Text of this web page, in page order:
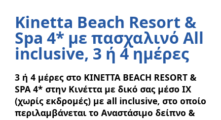
Kinetta Beach Resort &
Spa 4* με πασχαλινό All
inclusive, 3 ή 4 ημέρες
3 ή 4 μέρες στο KINETTA BEACH RESORT &
SPA 4* στην Κινέττα με δικό σας μέσο ΙΧ
(χωρίς εκδρομές) με all inclusive, στο οποίο
περιλαμβάνεται το Αναστάσιμο δείπνο &